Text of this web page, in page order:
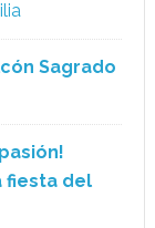
Sagrado
fiesta del